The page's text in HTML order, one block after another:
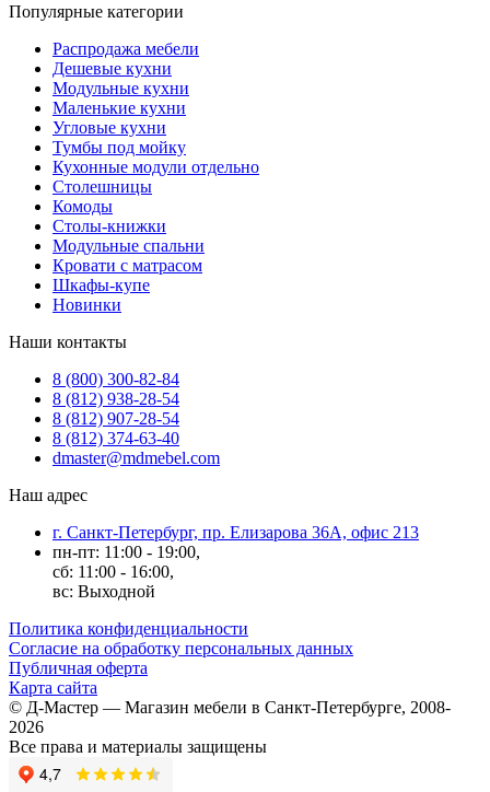
Популярные категории
Распродажа мебели
Дешевые кухни
Модульные кухни
Маленькие кухни
Угловые кухни
Тумбы под мойку
Кухонные модули отдельно
Столешницы
Комоды
Столы-книжки
Модульные спальни
Кровати с матрасом
Шкафы-купе
Новинки
Наши контакты
8 (800) 300-82-84
8 (812) 938-28-54
8 (812) 907-28-54
8 (812) 374-63-40
dmaster@mdmebel.com
Наш адрес
г. Санкт-Петербург, пр. Елизарова 36А, офис 213
пн-пт: 11:00 - 19:00,
сб: 11:00 - 16:00,
вс: Выходной
Политика конфиденциальности
Согласие на обработку персональных данных
Публичная оферта
Карта сайта
© Д-Мастер — Магазин мебели в Санкт-Петербурге, 2008-
2026
Все права и материалы защищены